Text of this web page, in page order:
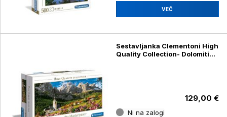
VEČ
Sestavljanka Clementoni High
Quality Collection- Dolomiti
129,00 €
Ni na zalogi